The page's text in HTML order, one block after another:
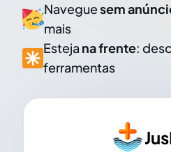
Naveguesem
mais
Esteja na frente:
ferramentas